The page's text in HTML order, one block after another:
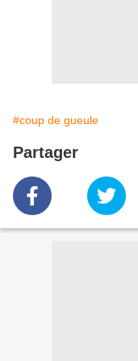
#coup de gueule
Partager